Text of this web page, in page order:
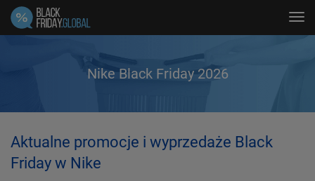
Nike Black Friday 2026
Aktualne promocje i wyprzedaże Black
Friday w Nike